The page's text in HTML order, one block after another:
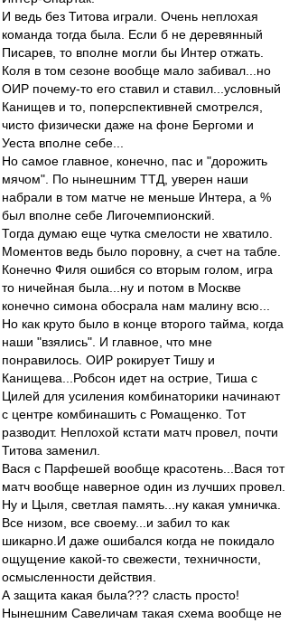
И ведь без Титова играли. Очень неплохая
команда тогда была. Если б не деревянный
Писарев, то вполне могли бы Интер отжать.
Коля в том сезоне вообще мало забивал...но
ОИР почему-то его ставил и ставил...условный
Канищев и то, поперспективней смотрелся,
чисто физически даже на фоне Бергоми и
Уеста вполне себе...
Но самое главное, конечно, пас и "дорожить
мячом". По нынешним ТТД, уверен наши
набрали в том матче не меньше Интера, а %
был вполне себе Лигочемпионский.
Тогда думаю еще чутка смелости не хватило.
Моментов ведь было поровну, а счет на табле.
Конечно Филя ошибся со вторым голом, игра
то ничейная была...ну и потом в Москве
конечно симона обосрала нам малину всю...
Но как круто было в конце второго тайма, когда
наши "взялись". И главное, что мне
понравилось. ОИР рокирует Тишу и
Канищева...Робсон идет на острие, Тиша с
Цилей для усиления комбинаторики начинают
с центре комбинашить с Ромащенко. Тот
разводит. Неплохой кстати матч провел, почти
Титова заменил.
Вася с Парфешей вообще красотень...Вася тот
матч вообще наверное один из лучших провел.
Ну и Цыля, светлая память...ну какая умничка.
Все низом, все своему...и забил то как
шикарно.И даже ошибался когда не покидало
ощущение какой-то свежести, техничности,
осмысленности действия.
А защита какая была??? сласть просто!
Нынешним Савеличам такая схема вообще не